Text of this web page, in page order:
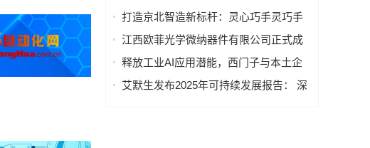
发制造基地正式启动
打造京北智造新标杆：灵心巧手灵巧手
智能化生产线落地北京昌平
江西欧菲光学微纳器件有限公司正式成
立
释放工业AI应用潜能，西门子与本土企
业深化合作
艾默生发布2025年可持续发展报告： 深